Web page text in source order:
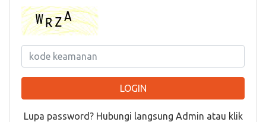
Lupa password? Hubungi langsung Admin atau klik